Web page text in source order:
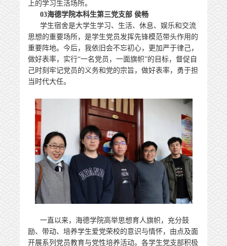
上的学习生活场所。
03海德学院本科生第三党支部 侯畅
学生宿舍是大学生学习、生活、休息、娱乐和交流
思想的重要场所，是学生党员发挥先锋模范带头作用的
重要阵地。今后，我依旧会不忘初心，更加严于律己，
做好表率，实行“一名党员，一面旗帜”的目标，督促自
己时刻牢记党员的义务和党的宗旨，做好表率，勇于担
当时代大任。
一直以来，海德学院高举思想育人旗帜，充分鼓
励、带动、培养学生爱党荣校的意识与情怀，由点及面
开展系列党员教育与党性培养活动。各学生党支部积极